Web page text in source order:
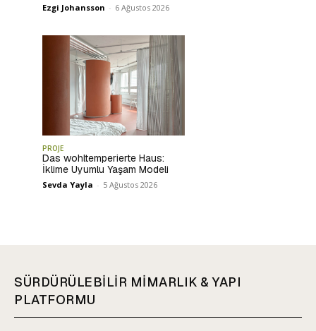
Ezgi Johansson - 6 Ağustos 2026
PROJE
Das wohltemperierte Haus:
İklime Uyumlu Yaşam Modeli
Sevda Yayla - 5 Ağustos 2026
SÜRDÜRÜLEBİLİR MİMARLIK & YAPI
PLATFORMU